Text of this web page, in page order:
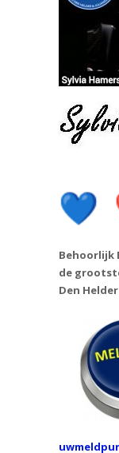
Behoorlijk
de
Den Helder